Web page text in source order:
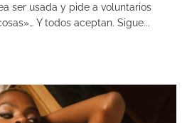
ser usada y pide a voluntarios
Y todos aceptan. Sigue...